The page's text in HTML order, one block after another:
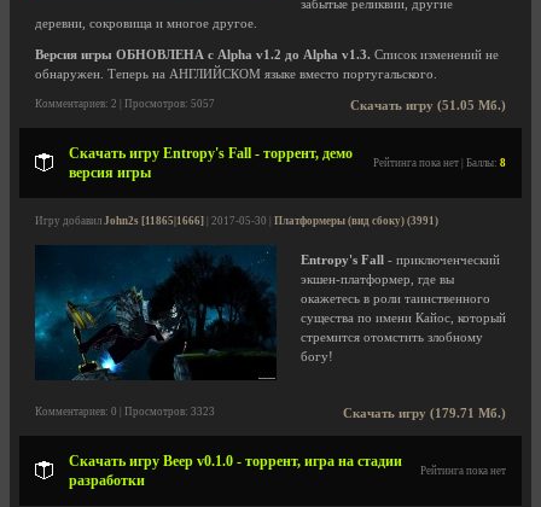
забытые реликвии, другие
деревни, сокровища и многое другое.
Версия игры ОБНОВЛЕНА с Alpha v1.2 до Alpha v1.3. Список изменений не
обнаружен. Теперь на АНГЛИЙСКОМ языке вместо португальского.
Скачать игру (51.05 Мб.)
Комментариев: 2 | Просмотров: 5057
Скачать игру Entropy's Fall - торрент, демо
версия игры
Рейтинга пока нет | Баллы: 8
Игру добавил John2s [11865|1666] | 2017-05-30 | Платформеры (вид сбоку) (3991)
Entropy's Fall - приключенческий
экшен-платформер, где вы
окажетесь в роли таинственного
существа по имени Кайос, который
стремится отомстить злобному
богу!
Скачать игру (179.71 Мб.)
Комментариев: 0 | Просмотров: 3323
Скачать игру Beep v0.1.0 - торрент, игра на стадии
разработки
Рейтинга пока нет